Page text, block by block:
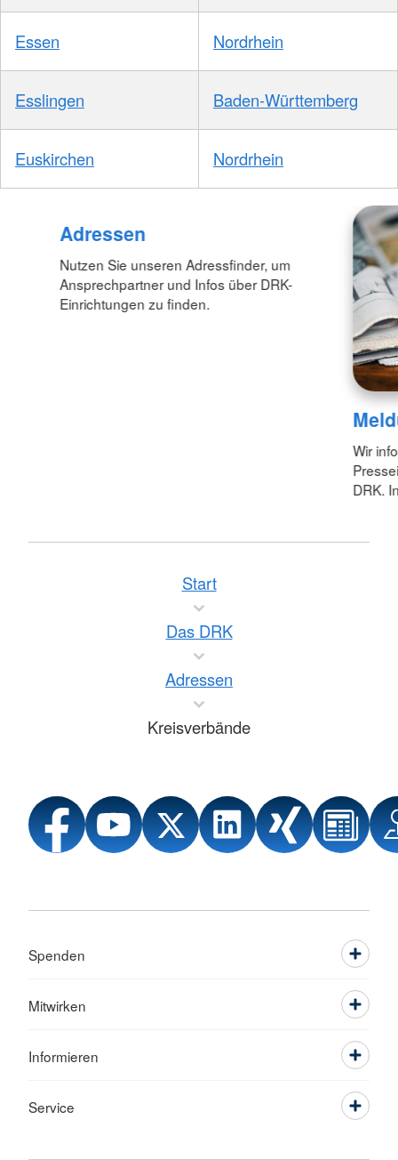
Essen Nordrhein
Esslingen Baden-Württemberg
Euskirchen Nordrhein
Adressen
Nutzen Sie unseren Adressfinder, um
Ansprechpartner und Infos über DRK-
Einrichtungen zu finden.
Wir
DRK.
Start
Das DRK
Adressen
Kreisverbände
Spenden
Mitwirken
Informieren
Service